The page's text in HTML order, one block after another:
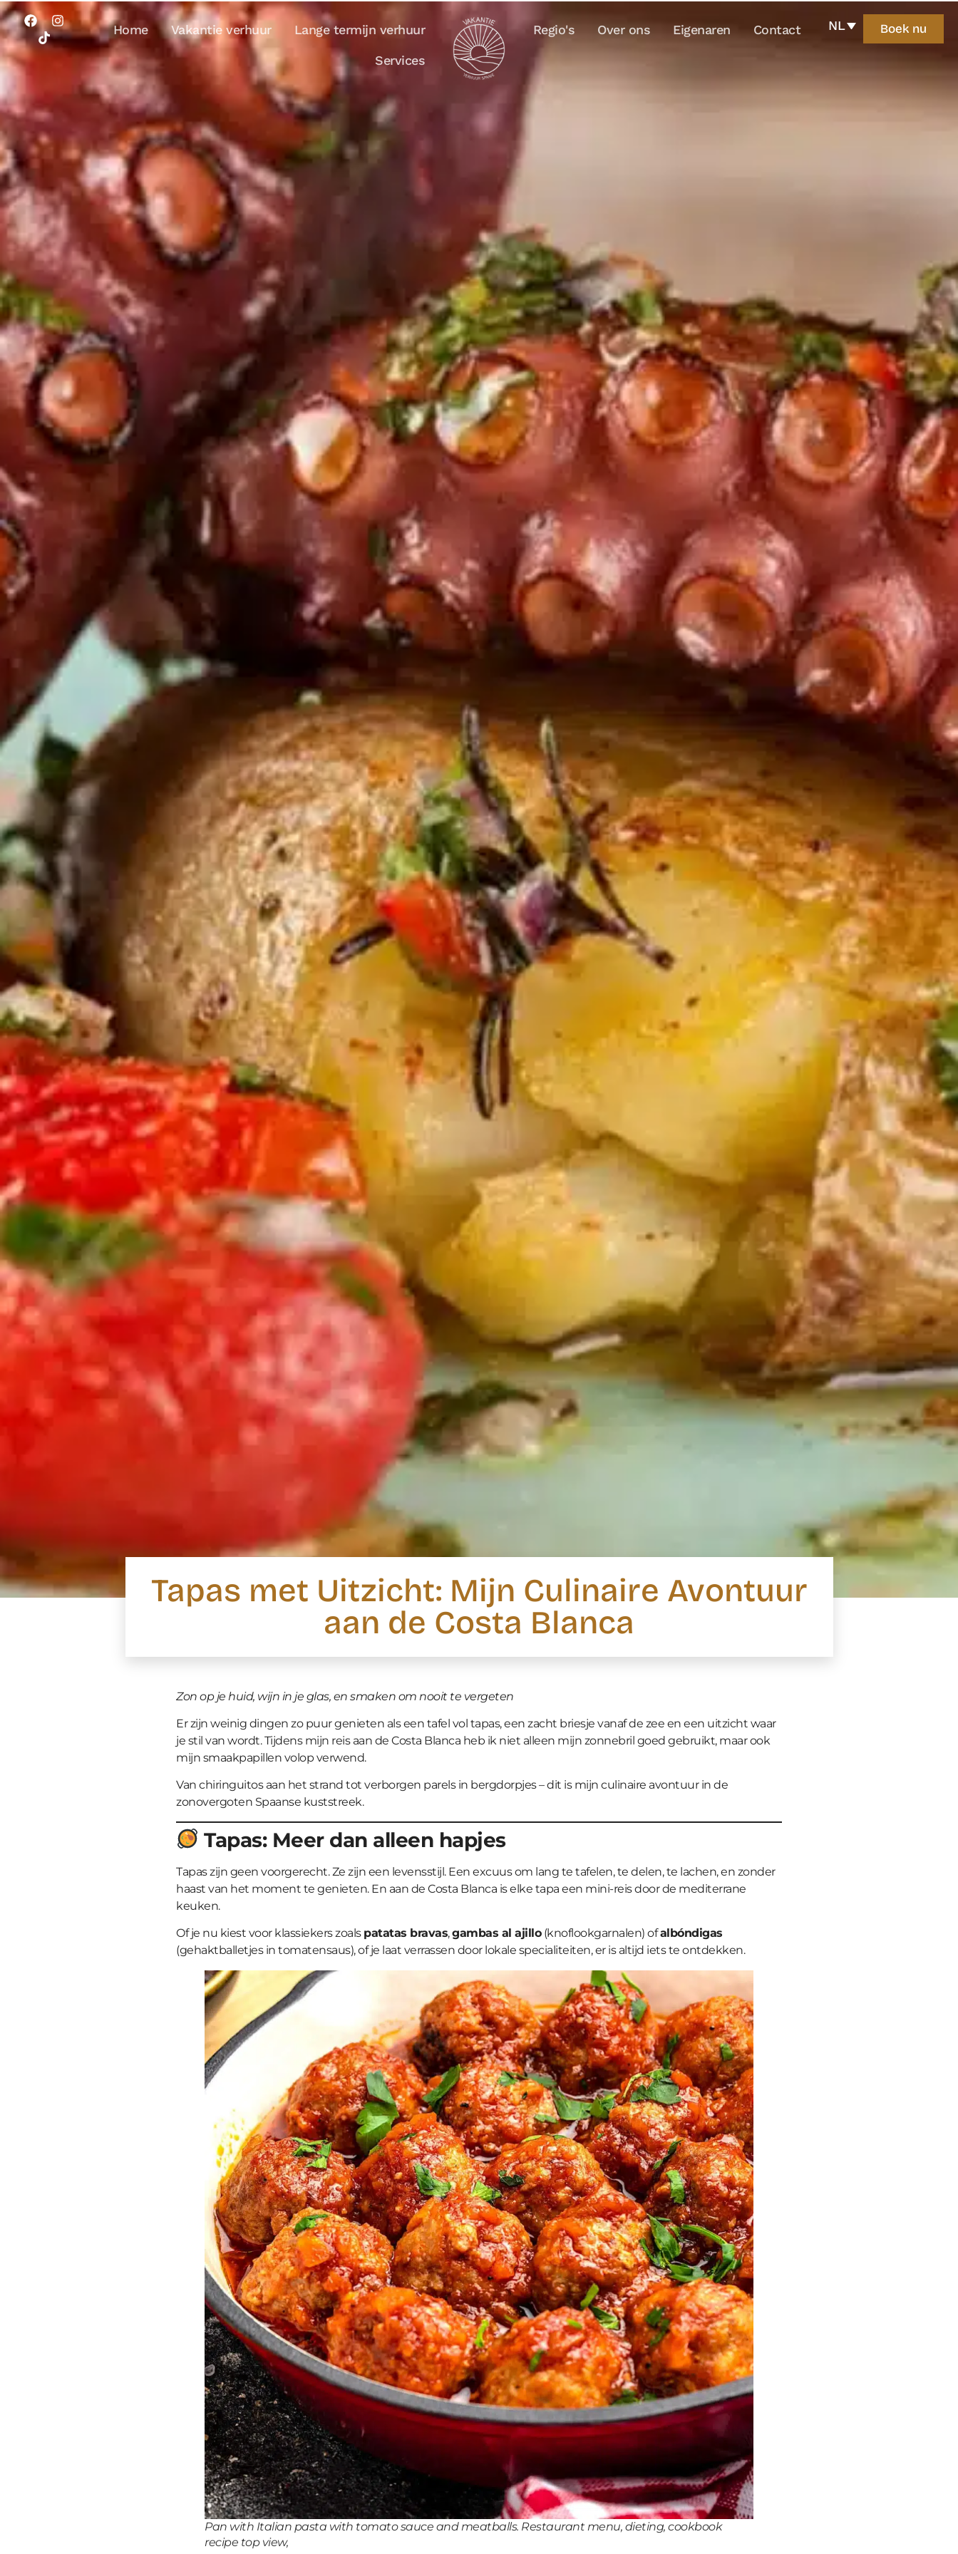
Home Vakantie verhuur Lange termijn verhuur
Services
Regio's Over ons Eigenaren Contact NL Boek nu
Tapas met Uitzicht: Mijn Culinaire Avontuur
aan de Costa Blanca
Zon op je huid, wijn in je glas, en smaken om nooit te vergeten
Er zijn weinig dingen zo puur genieten als een tafel vol tapas, een zacht briesje vanaf de zee en een uitzicht waar
je stil van wordt. Tijdens mijn reis aan de Costa Blanca heb ik niet alleen mijn zonnebril goed gebruikt, maar ook
mijn smaakpapillen volop verwend.
Van chiringuitos aan het strand tot verborgen parels in bergdorpjes – dit is mijn culinaire avontuur in de
zonovergoten Spaanse kuststreek.
Tapas: Meer dan alleen hapjes
Tapas zijn geen voorgerecht. Ze zijn een levensstijl. Een excuus om lang te tafelen, te delen, te lachen, en zonder
haast van het moment te genieten. En aan de Costa Blanca is elke tapa een mini-reis door de mediterrane
keuken.
Of je nu kiest voor klassiekers zoals patatas bravas,gambas al ajillo(knoflookgarnalen) ofalbóndigas
(gehaktballetjes in tomatensaus), of je laat verrassen door lokale specialiteiten, er is altijd iets te ontdekken.
Pan with Italian pasta with tomato sauce and meatballs. Restaurant menu, dieting, cookbook
recipe top view,